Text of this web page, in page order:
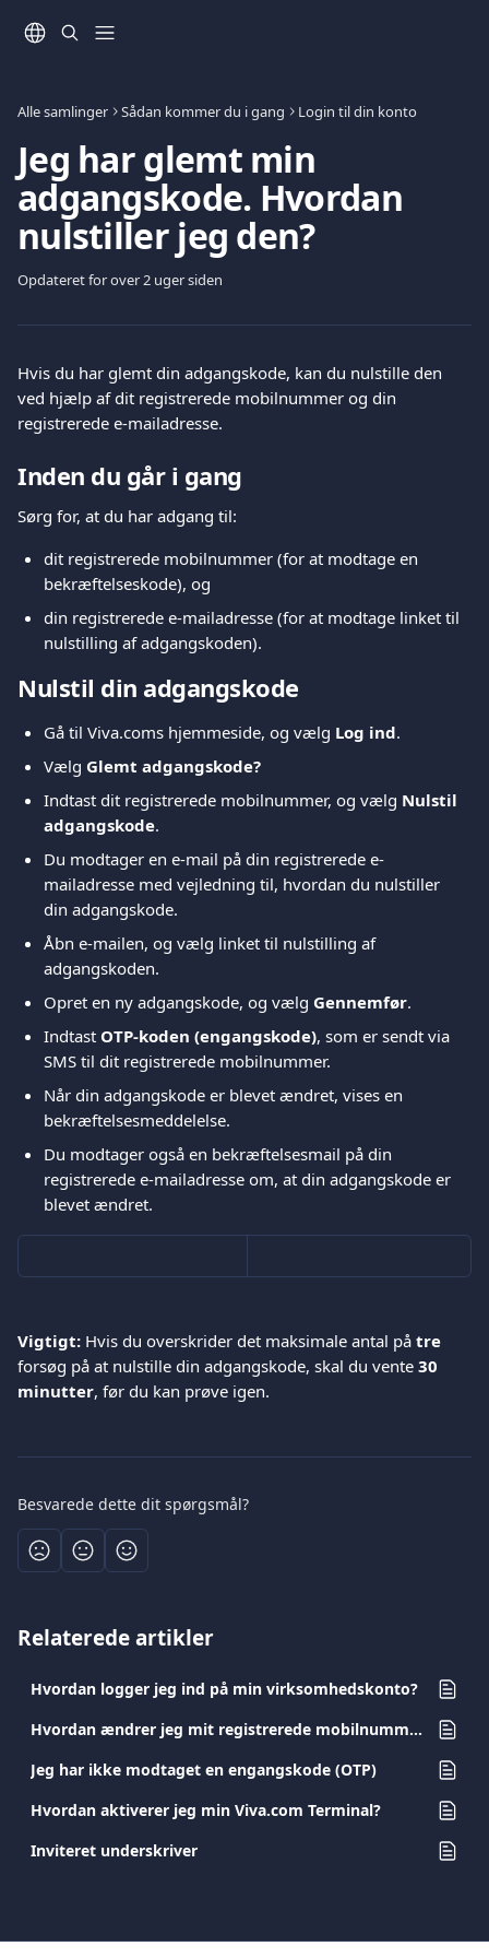
Alle samlinger Sådan kommer du i gang Login til din konto
Jeg har glemt min
adgangskode. Hvordan
nulstiller jeg den?
Opdateret for over 2 uger siden
Hvis du har glemt din adgangskode, kan du nulstille den
ved hjælp af dit registrerede mobilnummer og din
registrerede e-mailadresse.
Inden du går i gang
Sørg for, at du har adgang til:
dit registrerede mobilnummer (for at modtage en
bekræftelseskode), og
din registrerede e-mailadresse (for at modtage linket til
nulstilling af adgangskoden).
Nulstil din adgangskode
Gå til Viva.coms hjemmeside, og vælg Log ind.
Vælg Glemt adgangskode?
Indtast dit registrerede mobilnummer, og vælg Nulstil
adgangskode.
Du modtager en e-mail på din registrerede e-
mailadresse med vejledning til, hvordan du nulstiller
din adgangskode.
Åbn e-mailen, og vælg linket til nulstilling af
adgangskoden.
Opret en ny adgangskode, og vælg Gennemfør.
Indtast OTP-koden (engangskode), som er sendt via
SMS til dit registrerede mobilnummer.
Når din adgangskode er blevet ændret, vises en
bekræftelsesmeddelelse.
Du modtager også en bekræftelsesmail på din
registrerede e-mailadresse om, at din adgangskode er
blevet ændret.
Vigtigt: Hvis du overskrider det maksimale antal på tre
forsøg på at nulstille din adgangskode, skal du vente 30
minutter, før du kan prøve igen.
Besvarede dette dit spørgsmål?
Relaterede artikler
Hvordan logger jeg ind på min virksomhedskonto?
Hvordan ændrer jeg mit registrerede mobilnummer?
Jeg har ikke modtaget en engangskode (OTP)
Hvordan aktiverer jeg min Viva.com Terminal?
Inviteret underskriver